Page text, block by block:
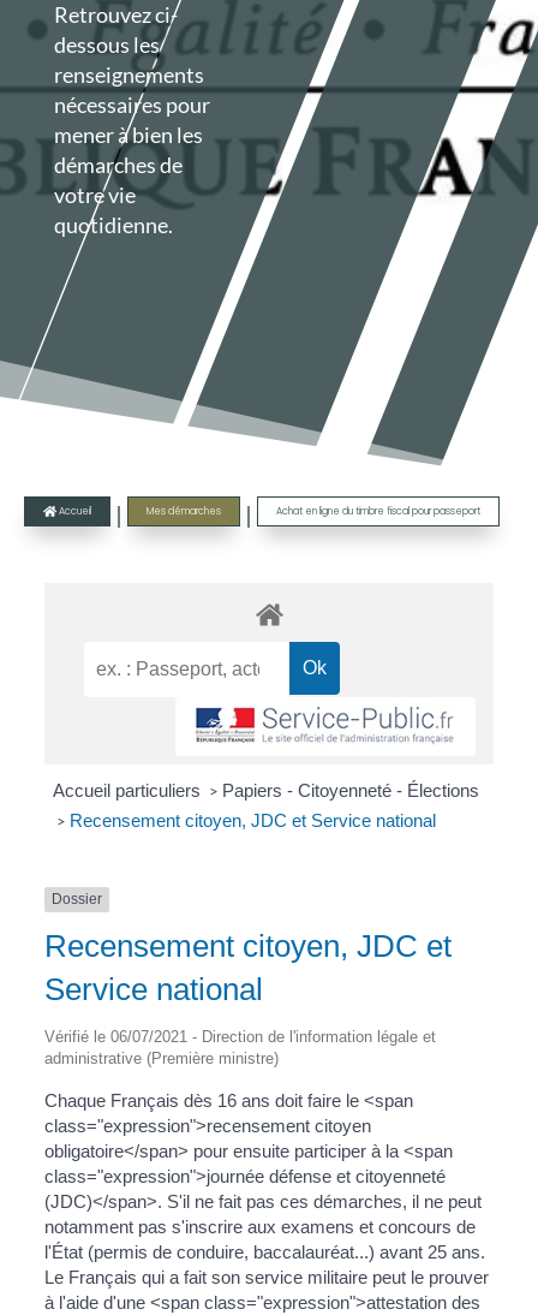
Retrouvez ci-
dessous les
renseignements
nécessaires pour
mener à bien les
démarches de
votre vie
quotidienne.
 Accueil | Mes démarches | Achat en ligne du timbre fiscal pour passeport
Accueil particuliers > Papiers - Citoyenneté - Élections
> Recensement citoyen, JDC et Service national
Dossier
Recensement citoyen, JDC et
Service national
Vérifié le 06/07/2021 - Direction de l'information légale et
administrative (Première ministre)
Chaque Français dès 16 ans doit faire le <span
class="expression">recensement citoyen
obligatoire</span> pour ensuite participer à la <span
class="expression">journée défense et citoyenneté
(JDC)</span>. S'il ne fait pas ces démarches, il ne peut
notamment pas s'inscrire aux examens et concours de
l'État (permis de conduire, baccalauréat...) avant 25 ans.
Le Français qui a fait son service militaire peut le prouver
à l'aide d'une <span class="expression">attestation des